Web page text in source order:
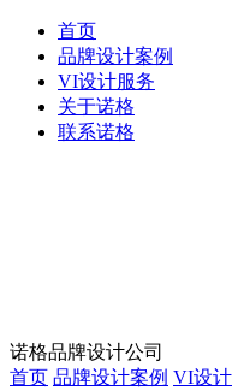
首页
品牌设计案例
VI设计服务
关于诺格
联系诺格
诺格品牌设计公司
首页 品牌设计案例 VI设